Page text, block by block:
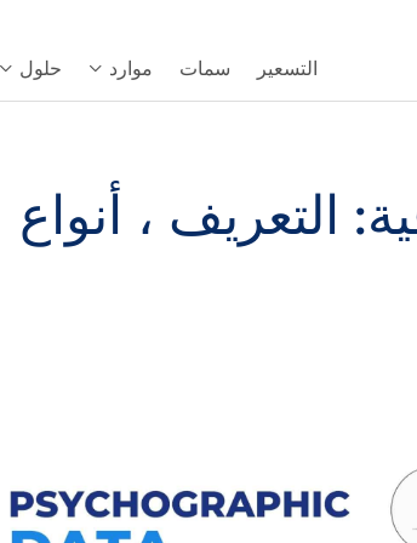
حلول موارد سمات التسعير
التعريف ، أنواع